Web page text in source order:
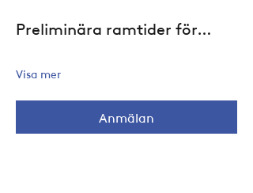
Preliminära ramtider för…
Visa mer
Anmälan